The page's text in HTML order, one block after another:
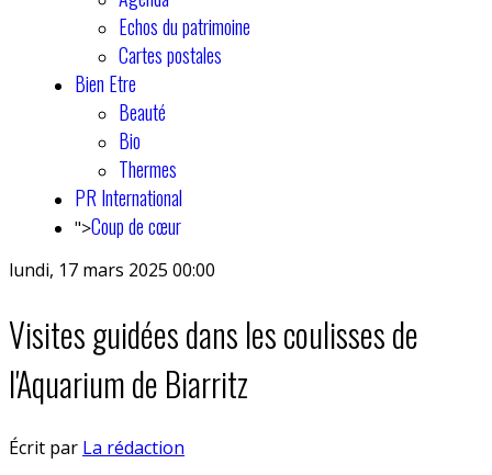
Echos du patrimoine
Cartes postales
Bien Etre
Beauté
Bio
Thermes
PR International
">Coup de cœur
lundi, 17 mars 2025 00:00
Visites guidées dans les coulisses de
l'Aquarium de Biarritz
Écrit par La rédaction